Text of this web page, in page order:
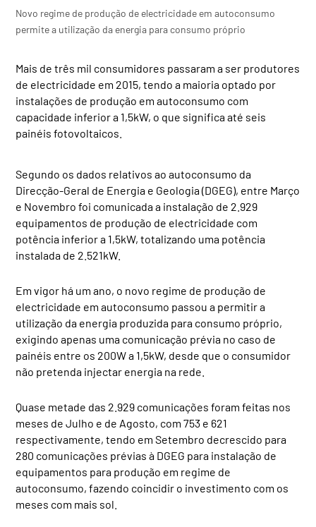
Novo regime de produção de electricidade em autoconsumo
permite a utilização da energia para consumo próprio
Mais de três mil consumidores passaram a ser produtores
de electricidade em 2015, tendo a maioria optado por
instalações de produção em autoconsumo com
capacidade inferior a 1,5kW, o que significa até seis
painéis fotovoltaicos.
Segundo os dados relativos ao autoconsumo da
Direcção-Geral de Energia e Geologia (DGEG), entre Março
e Novembro foi comunicada a instalação de 2.929
equipamentos de produção de electricidade com
potência inferior a 1,5kW, totalizando uma potência
instalada de 2.521kW.
Em vigor há um ano, o novo regime de produção de
electricidade em autoconsumo passou a permitir a
utilização da energia produzida para consumo próprio,
exigindo apenas uma comunicação prévia no caso de
painéis entre os 200W a 1,5kW, desde que o consumidor
não pretenda injectar energia na rede.
Quase metade das 2.929 comunicações foram feitas nos
meses de Julho e de Agosto, com 753 e 621
respectivamente, tendo em Setembro decrescido para
280 comunicações prévias à DGEG para instalação de
equipamentos para produção em regime de
autoconsumo, fazendo coincidir o investimento com os
meses com mais sol.